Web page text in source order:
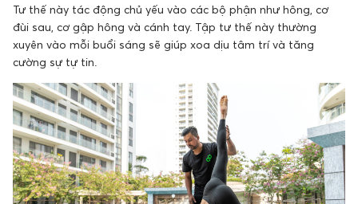
Tư thế này tác động chủ yếu vào các bộ phận như hông, cơ
đùi sau, cơ gập hông và cánh tay. Tập tư thế này thường
xuyên vào mỗi buổi sáng sẽ giúp xoa dịu tâm trí và tăng
cường sự tự tin.